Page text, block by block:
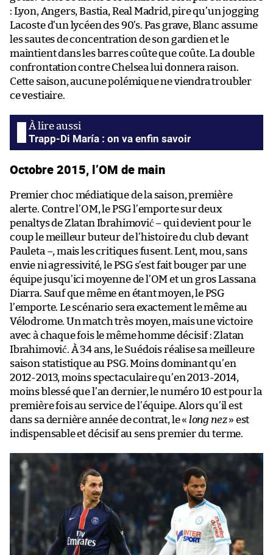
: Lyon, Angers, Bastia, Real Madrid, pire qu’un jogging
Lacoste d’un lycéen des 90’s. Pas grave, Blanc assume
les sautes de concentration de son gardien et le
maintient dans les barres coûte que coûte. La double
confrontation contre Chelsea lui donnera raison.
Cette saison, aucune polémique ne viendra troubler
ce vestiaire.
Trapp-Di María : on va enfin savoir
Octobre 2015, l’OM de main
Premier choc médiatique de la saison, première
alerte. Contre l’OM, le PSG l’emporte sur deux
penaltys de Zlatan Ibrahimović – qui devient pour le
coup le meilleur buteur de l’histoire du club devant
Pauleta –, mais les critiques fusent. Lent, mou, sans
envie ni agressivité, le PSG s’est fait bouger par une
équipe jusqu’ici moyenne de l’OM et un gros Lassana
Diarra. Sauf que même en étant moyen, le PSG
l’emporte. Le scénario sera exactement le même au
Vélodrome. Un match très moyen, mais une victoire
avec à chaque fois le même homme décisif : Zlatan
Ibrahimović. À 34 ans, le Suédois réalise sa meilleure
saison statistique au PSG. Moins dominant qu’en
2012-2013, moins spectaculaire qu’en 2013-2014,
moins blessé que l’an dernier, le numéro 10 est pour la
première fois au service de l’équipe. Alors qu’il est
dans sa dernière année de contrat, le « long nez» est
indispensable et décisif au sens premier du terme.